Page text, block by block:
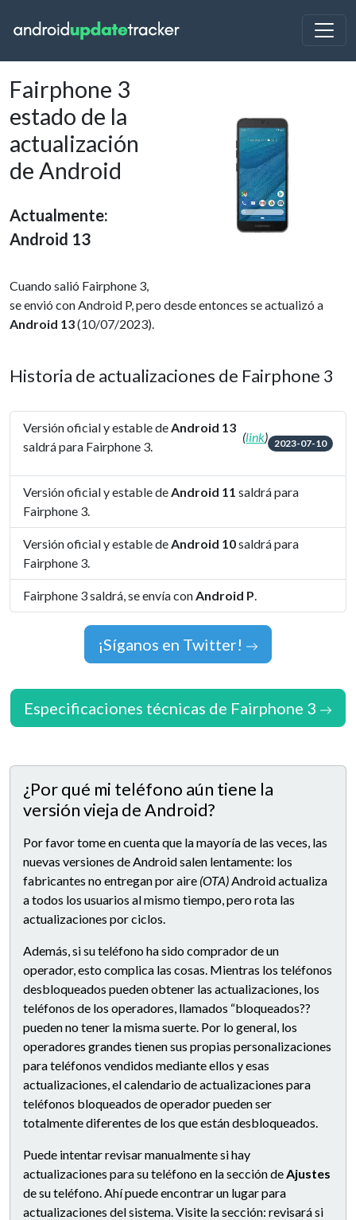
Fairphone 3
estado de la
actualización
de Android
Actualmente:
Android 13
Cuando salió Fairphone 3,
se envió con Android P, pero desde entonces se actualizó a
Android 13(10/07/2023).
Historia de actualizaciones de Fairphone 3
Versión oficial y estable deAndroid 13
saldrá para Fairphone 3.
(link) 2023-07-10
Versión oficial y estable deAndroid 11 saldrá para
Fairphone 3.
Versión oficial y estable deAndroid 10saldrá para
Fairphone 3.
Fairphone 3 saldrá, se envía conAndroid P.
¡Síganos en Twitter!
Especificaciones técnicas de Fairphone 3
¿Por qué mi teléfono aún tiene la
versión vieja de Android?
Por favor tome en cuenta que la mayoría de las veces, las
nuevas versiones de Android salen lentamente: los
fabricantes no entregan por aire (OTA)Android actualiza
a todos los usuarios al mismo tiempo, pero rota las
actualizaciones por ciclos.
Además, si su teléfono ha sido comprador de un
operador, esto complica las cosas. Mientras los teléfonos
desbloqueados pueden obtener las actualizaciones, los
teléfonos de los operadores, llamados “bloqueados??
pueden no tener la misma suerte. Por lo general, los
operadores grandes tienen sus propias personalizaciones
para teléfonos vendidos mediante ellos y esas
actualizaciones, el calendario de actualizaciones para
teléfonos bloqueados de operador pueden ser
totalmente diferentes de los que están desbloqueados.
Puede intentar revisar manualmente si hay
actualizaciones para su teléfono en la sección deAjustes
de su teléfono. Ahí puede encontrar un lugar para
actualizaciones del sistema. Visite la sección: revisará si